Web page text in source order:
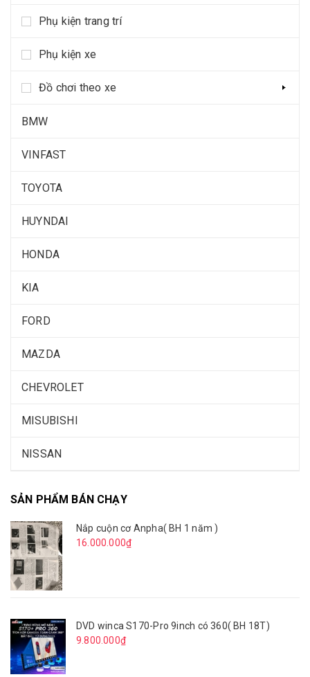
Phụ kiện trang trí
Phụ kiện xe
Đồ chơi theo xe
BMW
VINFAST
TOYOTA
HUYNDAI
HONDA
KIA
FORD
MAZDA
CHEVROLET
MISUBISHI
NISSAN
SẢN PHẨM BÁN CHẠY
Nắp cuộn cơ Anpha( BH 1 năm )
16.000.000₫
DVD winca S170-Pro 9inch có 360( BH 18T)
9.800.000₫